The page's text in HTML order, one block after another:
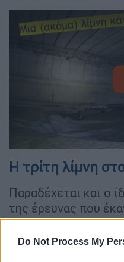
Do Not Process My
Η τρίτη λίμνη
Παραδέχεται και ο
της έρευνας που
ρέμα της εσχατιάς
Περιστερίου